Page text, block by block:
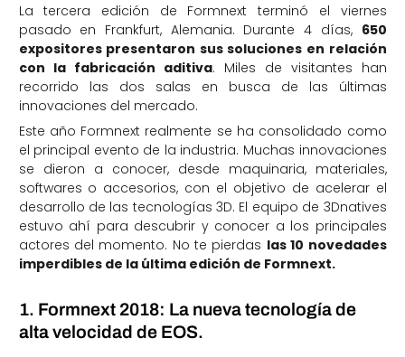
La tercera edición de Formnext terminó el viernes
pasado en Frankfurt, Alemania. Durante 4 días, 650
expositores presentaron sus soluciones en relación
con la fabricación aditiva. Miles de visitantes han
recorrido las dos salas en busca de las últimas
innovaciones del mercado.
Este año Formnext realmente se ha consolidado como
el principal evento de la industria. Muchas innovaciones
se dieron a conocer, desde maquinaria, materiales,
softwares o accesorios, con el objetivo de acelerar el
desarrollo de las tecnologías 3D. El equipo de 3Dnatives
estuvo ahí para descubrir y conocer a los principales
actores del momento. No te pierdas las 10 novedades
imperdibles de la última edición de Formnext.
1. Formnext 2018: La nueva tecnología de
alta velocidad de EOS.